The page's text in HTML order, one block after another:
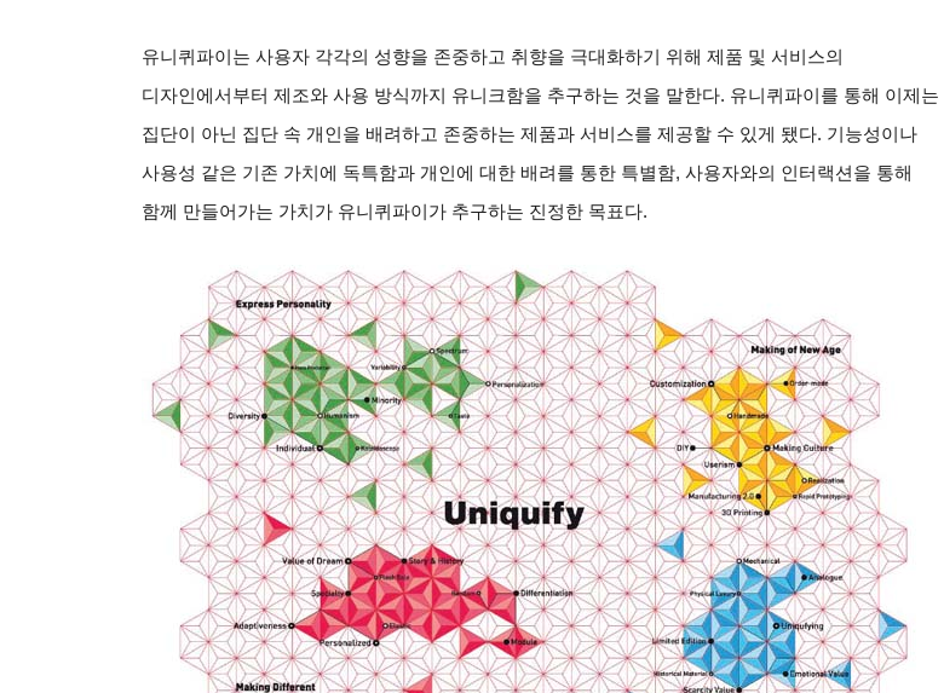
유니퀴파이는 사용자 각각의 성향을 존중하고 취향을 극대화하기 위해 제품 및 서비스의
디자인에서부터 제조와 사용 방식까지 유니크함을 추구하는 것을 말한다. 유니퀴파이를 통해 이제는
집단이 아닌 집단 속 개인을 배려하고 존중하는 제품과 서비스를 제공할 수 있게 됐다. 기능성이나
사용성 같은 기존 가치에 독특함과 개인에 대한 배려를 통한 특별함, 사용자와의 인터랙션을 통해
함께 만들어가는 가치가 유니퀴파이가 추구하는 진정한 목표다.